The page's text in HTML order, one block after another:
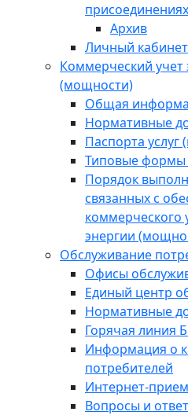
присоединениях
Архив
Личный
Коммерческий учет
(мощности)
Общая
Нормативные
Паспорта услуг
Типовые формы
Порядок
связанных с
коммерческого
энергии
Обслуживание
Офисы
Единый центр
Нормативные
Горячая линия
Информация о
потребителей
Интернет-
Вопросы и